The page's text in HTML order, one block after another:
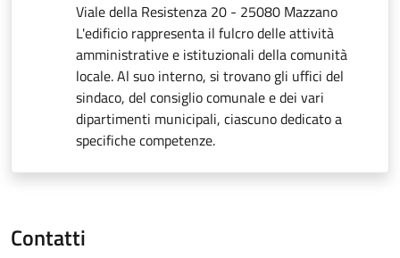
Viale della Resistenza 20 - 25080 Mazzano
L'edificio rappresenta il fulcro delle attività
amministrative e istituzionali della comunità
locale. Al suo interno, si trovano gli uffici del
sindaco, del consiglio comunale e dei vari
dipartimenti municipali, ciascuno dedicato a
specifiche competenze.
Contatti